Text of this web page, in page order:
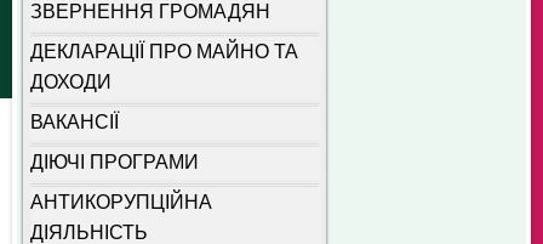
ЗВЕРНЕННЯ ГРОМАДЯН
ДЕКЛАРАЦІЇ ПРО МАЙНО ТА
ДОХОДИ
ВАКАНСІЇ
ДІЮЧІ ПРОГРАМИ
АНТИКОРУПЦІЙНА
ДІЯЛЬНІСТЬ